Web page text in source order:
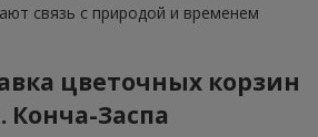
связь с природой и временем
цветочных корзин
Конча-Заспа